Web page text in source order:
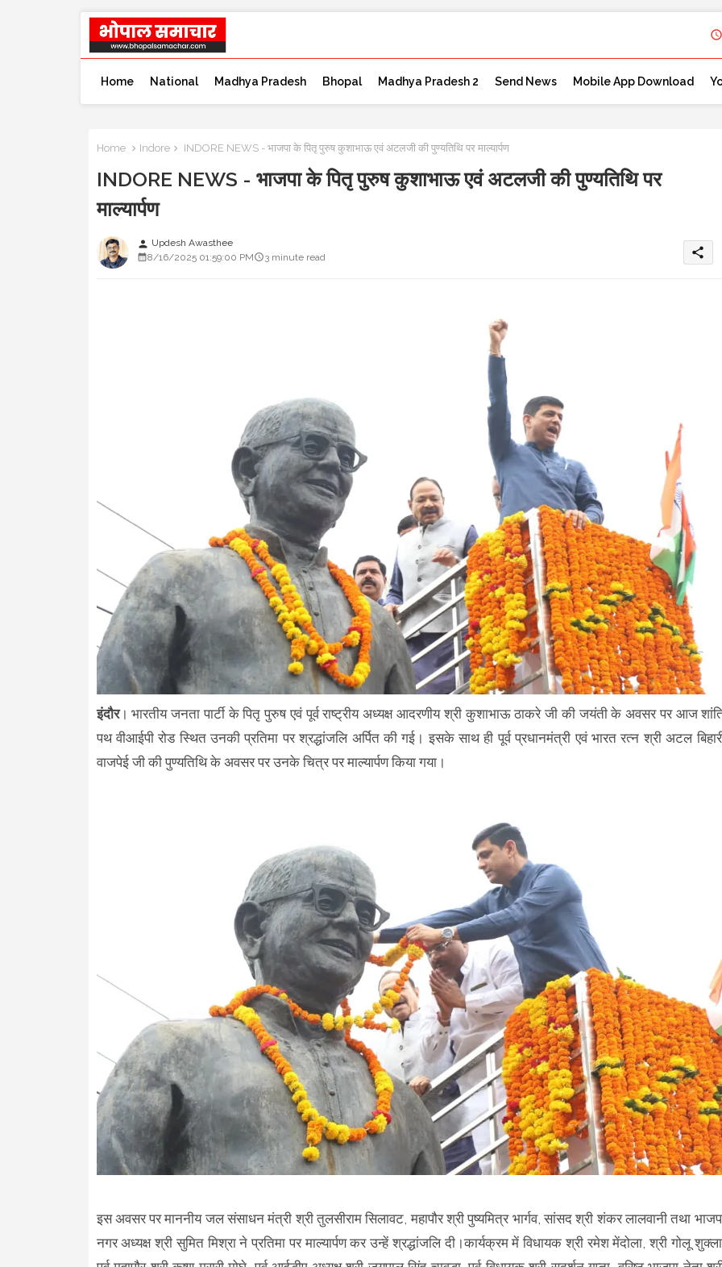
Home National Madhya Pradesh Bhopal Madhya Pradesh 2 Send News Mobile App Download
Home Indore INDORE NEWS - भाजपा के पितृ पुरुष कुशाभाऊ एवं अटलजी की पुण्यतिथि पर माल्यार्पण
INDORE NEWS - भाजपा के पितृ पुरुष कुशाभाऊ एवं अटलजी की पुण्यतिथि पर
माल्यार्पण
person Updesh Awasthee
8/16/2025 01:59:00 PM
3 minute read share
इंदौर। भारतीय जनता पार्टी के पितृ पुरुष एवं पूर्व राष्ट्रीय अध्यक्ष आदरणीय श्री कुशाभाऊ ठाकरे जी की जयंती के अवसर पर आज
पथ वीआईपी रोड स्थित उनकी प्रतिमा पर श्रद्धांजलि अर्पित की गई। इसके साथ ही पूर्व प्रधानमंत्री एवं भारत रत्न श्री अटल
वाजपेई जी की पुण्यतिथि के अवसर पर उनके चित्र पर माल्यार्पण किया गया।
इस अवसर पर माननीय जल संसाधन मंत्री श्री तुलसीराम सिलावट, महापौर श्री पुष्यमित्र भार्गव, सांसद श्री शंकर लालवानी तथा
नगर अध्यक्ष श्री सुमित मिश्रा ने प्रतिमा पर माल्यार्पण कर उन्हें श्रद्धांजलि दी।कार्यक्रम में विधायक श्री रमेश मेंदोला, श्री गोलू